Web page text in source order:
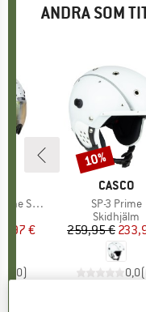
ANDRA SOM
S3
pris
€
0)
CASCO
Produkter
SP-3 Prime
Skidhjälm
Pris
259,95 €
0,0(
Rabatt
10%